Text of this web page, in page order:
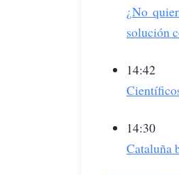
¿No
solución
14:42
14:30
Cataluña